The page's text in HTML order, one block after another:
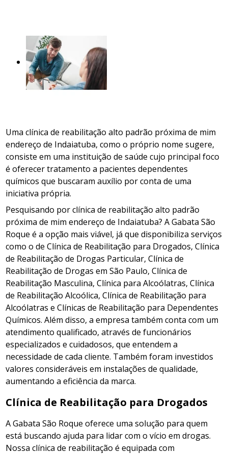
Uma clínica de reabilitação alto padrão próxima de mim
endereço de Indaiatuba, como o próprio nome sugere,
consiste em uma instituição de saúde cujo principal foco
é oferecer tratamento a pacientes dependentes
químicos que buscaram auxílio por conta de uma
iniciativa própria.
Pesquisando por clínica de reabilitação alto padrão
próxima de mim endereço de Indaiatuba? A Gabata São
Roque é a opção mais viável, já que disponibiliza serviços
como o de Clínica de Reabilitação para Drogados, Clínica
de Reabilitação de Drogas Particular, Clínica de
Reabilitação de Drogas em São Paulo, Clínica de
Reabilitação Masculina, Clínica para Alcoólatras, Clínica
de Reabilitação Alcoólica, Clínica de Reabilitação para
Alcoólatras e Clínicas de Reabilitação para Dependentes
Químicos. Além disso, a empresa também conta com um
atendimento qualificado, através de funcionários
especializados e cuidadosos, que entendem a
necessidade de cada cliente. Também foram investidos
valores consideráveis em instalações de qualidade,
aumentando a eficiência da marca.
Clínica de Reabilitação para Drogados
A Gabata São Roque oferece uma solução para quem
está buscando ajuda para lidar com o vício em drogas.
Nossa clínica de reabilitação é equipada com